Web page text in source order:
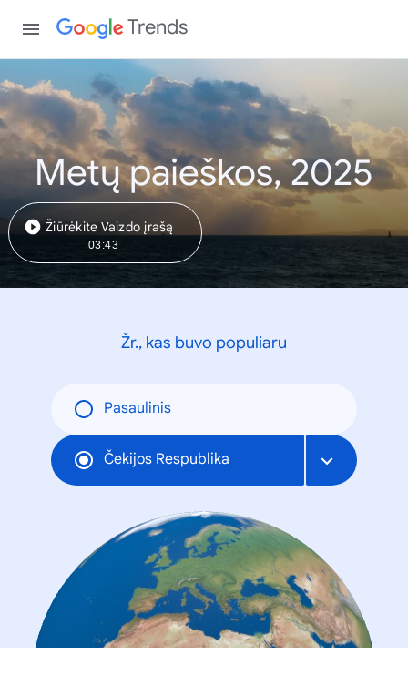
Trends
Metų paieškos, 2025
Žiūrėkite Vaizdo įrašą
03:43
Žr., kas buvo populiaru
Pasaulinis
Čekijos Respublika